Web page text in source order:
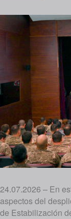
24.07.2026 – En
aspectos del
de Estabilización